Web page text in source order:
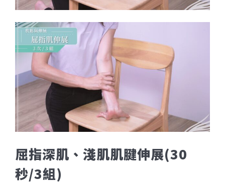
屈指深肌、淺肌肌腱伸展(30
秒/3組)